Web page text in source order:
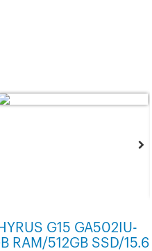
G15 GA502IU-
RAM/512GB SSD/15.6